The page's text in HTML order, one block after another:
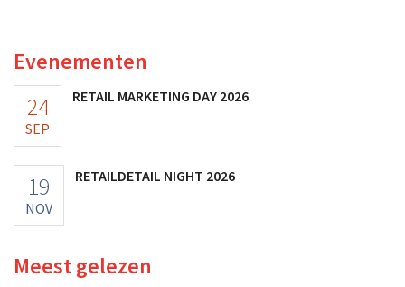
Evenementen
24
SEP
RETAIL MARKETING DAY 2026
19
NOV
RETAILDETAIL NIGHT 2026
Meest gelezen